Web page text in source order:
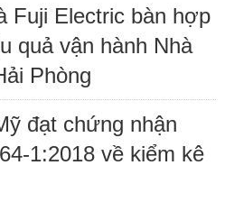
Fuji Electric bàn hợp
quả vận hành Nhà
Phòng
đạt chứng nhận
1:2018 về kiểm kê